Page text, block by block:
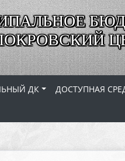
ДК ДОСТУПНАЯ